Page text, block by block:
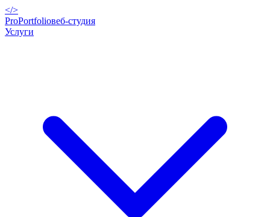
</>
ProPortfolioвеб-студия
Услуги